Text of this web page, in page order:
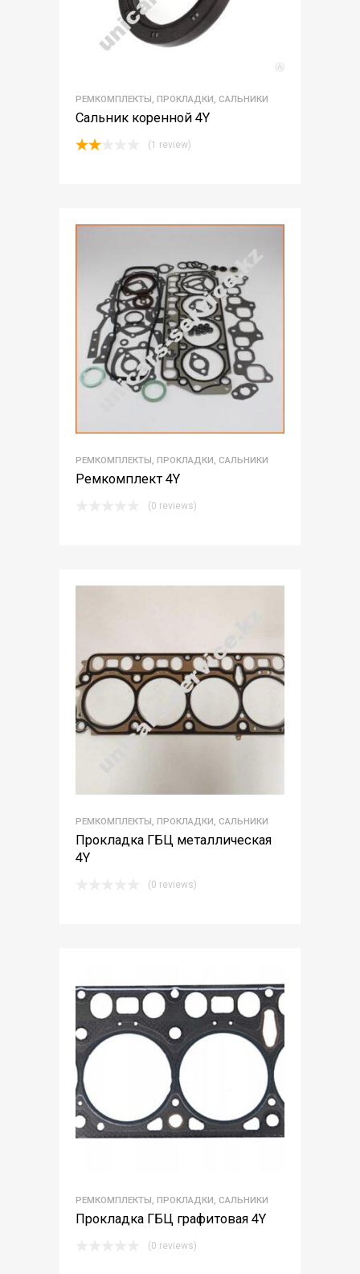
РЕМКОМПЛЕКТЫ, ПРОКЛАДКИ, САЛЬНИКИ
Сальник коренной 4Y
(1 review)
РЕМКОМПЛЕКТЫ, ПРОКЛАДКИ, САЛЬНИКИ
Ремкомплект 4Y
(0 reviews)
РЕМКОМПЛЕКТЫ, ПРОКЛАДКИ, САЛЬНИКИ
Прокладка ГБЦ металлическая
4Y
(0 reviews)
РЕМКОМПЛЕКТЫ, ПРОКЛАДКИ, САЛЬНИКИ
Прокладка ГБЦ графитовая 4Y
(0 reviews)